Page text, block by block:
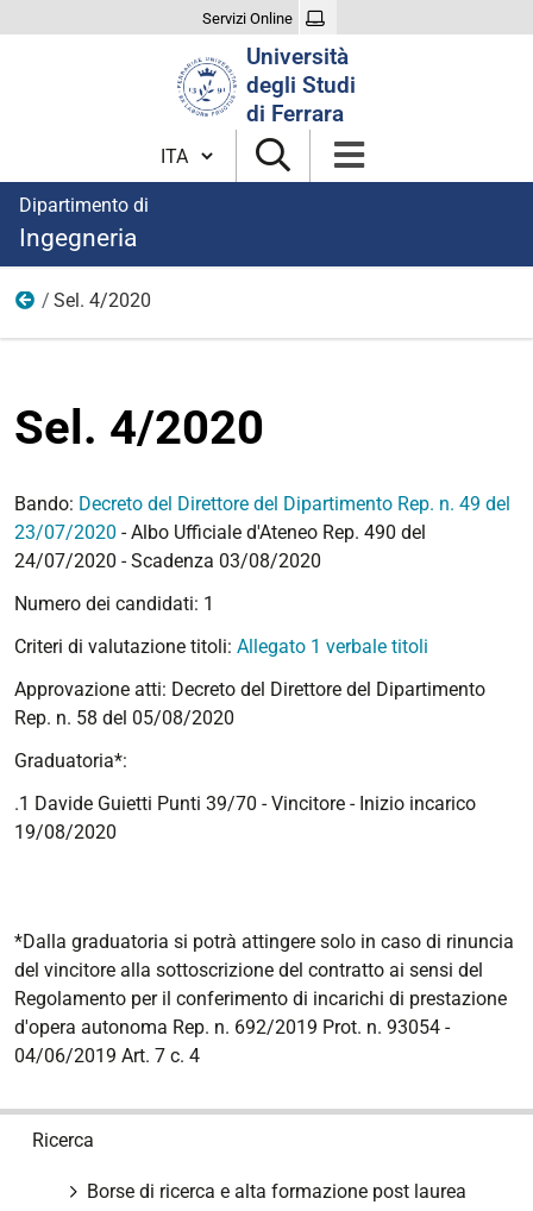
Servizi Online
Università
degli Studi
di Ferrara
Cambia lingua
Dipartimento di
Ingegneria
Anno 2020
Sel. 4/2020
Sel. 4/2020
Bando: Decreto del Direttore del Dipartimento Rep. n. 49 del
23/07/2020 - Albo Ufficiale d'Ateneo Rep. 490 del
24/07/2020 - Scadenza 03/08/2020
Numero dei candidati: 1
Criteri di valutazione titoli: Allegato 1 verbale titoli
Approvazione atti: Decreto del Direttore del Dipartimento
Rep. n. 58 del 05/08/2020
Graduatoria*:
.1 Davide Guietti Punti 39/70 - Vincitore - Inizio incarico
19/08/2020
*Dalla graduatoria si potrà attingere solo in caso di rinuncia
del vincitore alla sottoscrizione del contratto ai sensi del
Regolamento per il conferimento di incarichi di prestazione
d'opera autonoma Rep. n. 692/2019 Prot. n. 93054 -
04/06/2019 Art. 7 c. 4
Ricerca
Borse di ricerca e alta formazione post laurea